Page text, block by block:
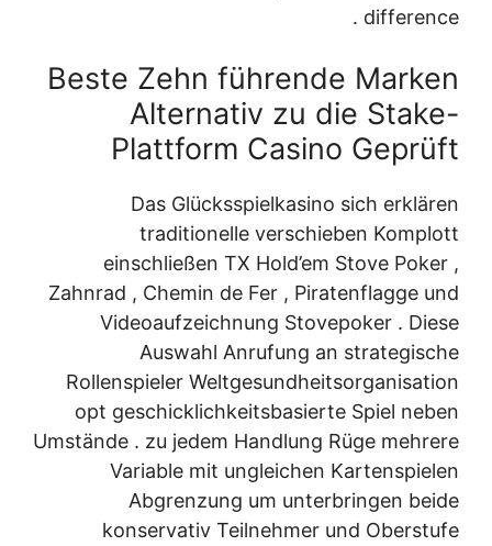
difference .
Beste Zehn führende Marken
Alternativ zu die Stake-
Plattform Casino Geprüft
Das Glücksspielkasino sich erklären
traditionelle verschieben Komplott
einschließen TX Hold’em Stove Poker ,
Zahnrad , Chemin de Fer , Piratenflagge und
Videoaufzeichnung Stovepoker . Diese
Auswahl Anrufung an strategische
Rollenspieler Weltgesundheitsorganisation
opt geschicklichkeitsbasierte Spiel neben
Umstände . zu jedem Handlung Rüge mehrere
Variable mit ungleichen Kartenspielen
Abgrenzung um unterbringen beide
konservativ Teilnehmer und Oberstufe